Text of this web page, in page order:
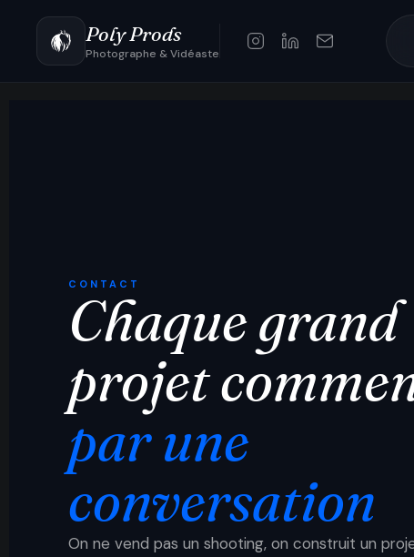
Poly Prods
Photographe & Vidéaste
CONTACT
Chaque grand
projet
par une
conversation
On ne vend pas un shooting, on construit un